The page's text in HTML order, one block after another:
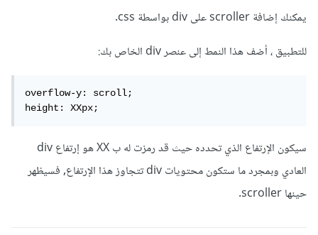
يمكنك إضافة scroller على div بواسطة css.
للتطبيق ، أضف هذا النمط إلى عنصر div الخاص بك:
overflow-y: scroll;
height: XXpx;
سيكون الإرتفاع الذي تحدده حيث قد رمزت له ب XX هو إرتفاع div
العادي وبمجرد ما ستكون محتويات div تتجاوز هذا الإرتفاع, فسيظهر
حينها scroller.